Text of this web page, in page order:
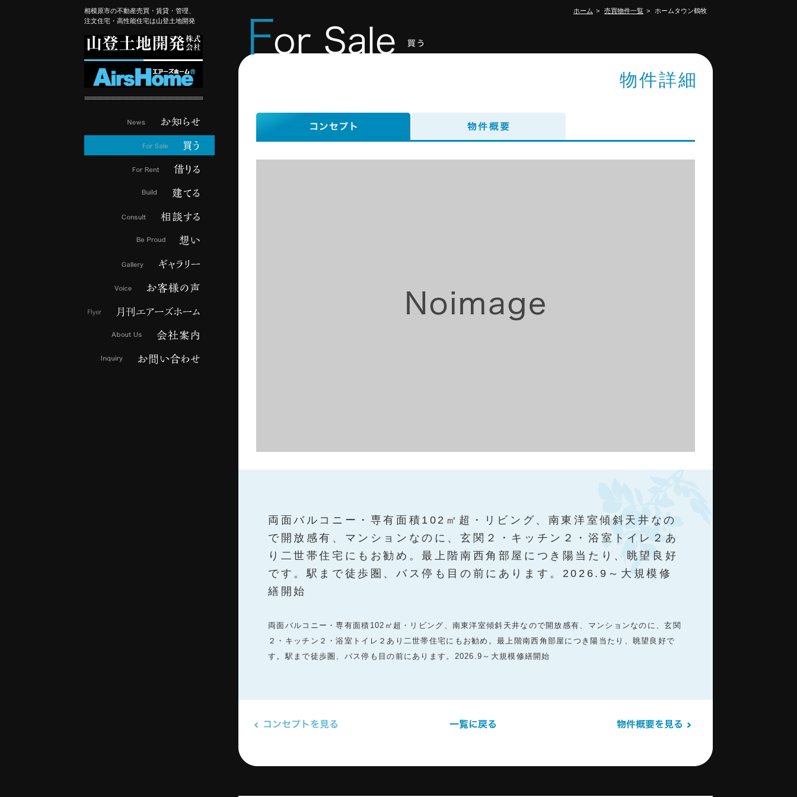
相模原市の不動産売買・賃貸・管理、
注文住宅・高性能住宅は山登土地開発
ホーム 売買物件一覧 ホームタウン鶴牧
物件詳細
両面バルコニー・専有面積102㎡超・リビング、南東洋室傾斜天井なの
で開放感有、マンションなのに、玄関２・キッチン２・浴室トイレ２あ
り二世帯住宅にもお勧め。最上階南西角部屋につき陽当たり、眺望良好
です。駅まで徒歩圏、バス停も目の前にあります。2026.9～大規模修
繕開始
両面バルコニー・専有面積102㎡超・リビング、南東洋室傾斜天井なので開放感有、マンションなのに、玄関
２・キッチン２・浴室トイレ２あり二世帯住宅にもお勧め。最上階南西角部屋につき陽当たり、眺望良好で
す。駅まで徒歩圏、バス停も目の前にあります。2026.9～大規模修繕開始